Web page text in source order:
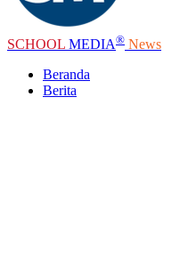
SCHOOL MEDIA® News
Beranda
Berita